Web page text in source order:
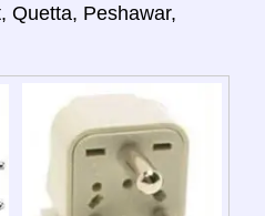
Quetta, Peshawar,